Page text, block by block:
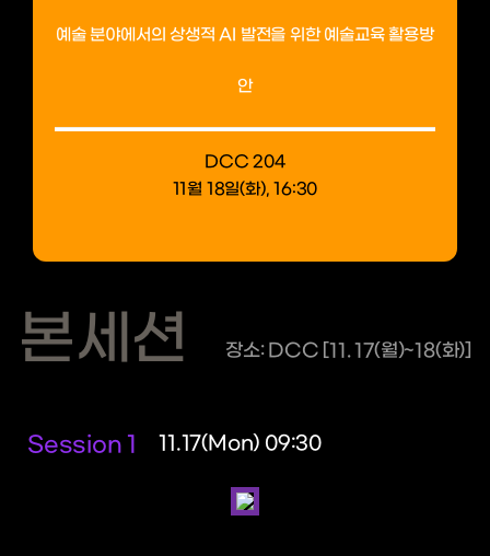
예술 분야에서의 상생적 AI 발전을 위한 예술교육 활용방
안
DCC 204
11월 18일(화), 16:30
본세션 장소: DCC [11. 17(월)~18(화)]
Session 1 11.17(Mon) 09:30